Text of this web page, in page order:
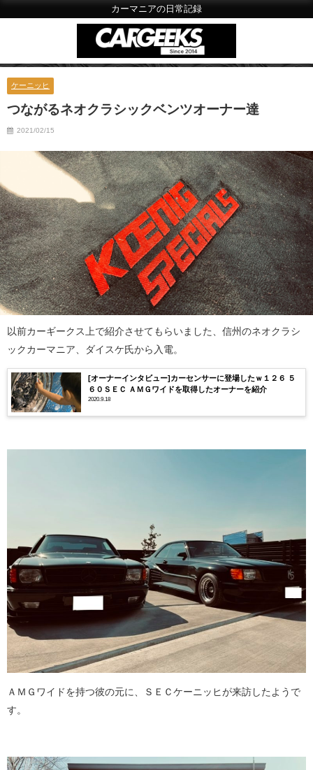
カーマニアの日常記録
ケーニッヒ
つながるネオクラシックベンツオーナー達
2021/02/15
以前カーギークス上で紹介させてもらいました、信州のネオクラシ
ックカーマニア、ダイスケ氏から入電。
[オーナーインタビュー]カーセンサーに登場したｗ１２６ ５
６０ＳＥＣ ＡＭＧワイドを取得したオーナーを紹介
2020.9.18
ＡＭＧワイドを持つ彼の元に、ＳＥＣケーニッヒが来訪したようで
す。